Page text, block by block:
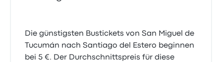
Die günstigsten Bustickets von San Miguel de
Tucumán nach Santiago del Estero beginnen
bei 5 €. Der Durchschnittspreis für diese